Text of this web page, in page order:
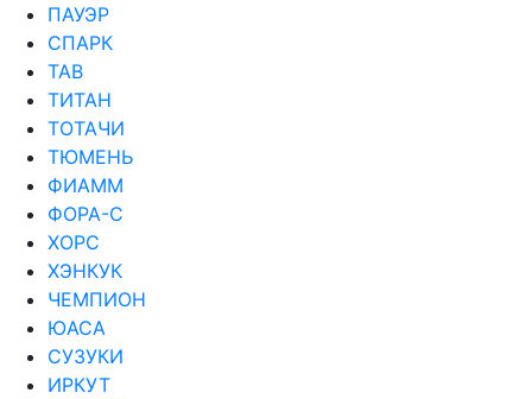
ПАУЭР
СПАРК
ТАВ
ТИТАН
ТОТАЧИ
ТЮМЕНЬ
ФИАММ
ФОРА-С
ХОРС
ХЭНКУК
ЧЕМПИОН
ЮАСА
СУЗУКИ
ИРКУТ